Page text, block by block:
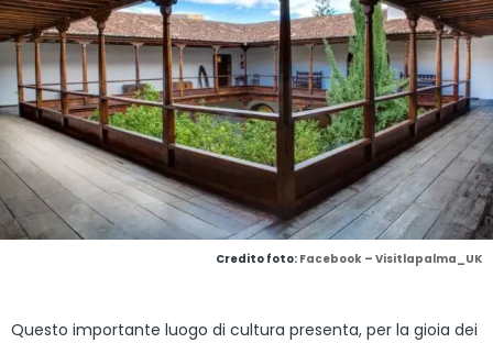
Credito foto: Facebook – Visitlapalma_UK
Questo importante luogo di cultura presenta, per la gioia dei